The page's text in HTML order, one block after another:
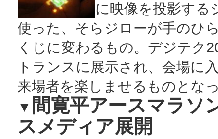
に映像を投影する
使った、そらジローが手のひ
くじに変わるもの。デジテク
トランスに展示され、会場に
来場者を楽しませるものとな
▼ 間寛平アースマラソ
スメディア展開